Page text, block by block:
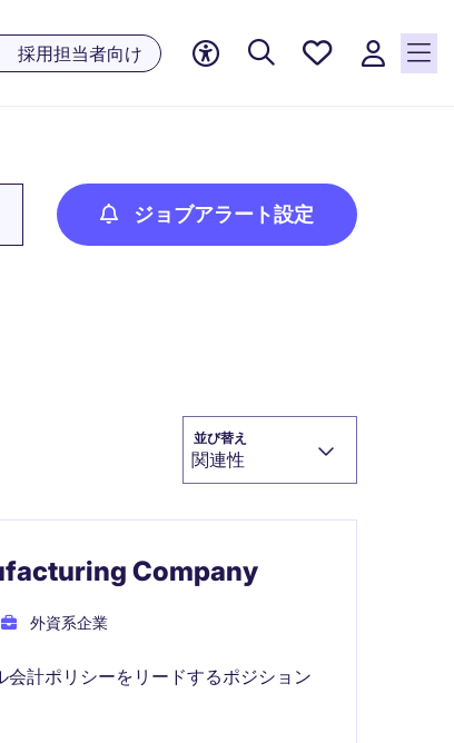
採用担当者向け
お気に
リスト
に保存
されて
ジョブアラート設定
並び替え
関連性
Company
外資系企業
計ポリシーをリードするポジション